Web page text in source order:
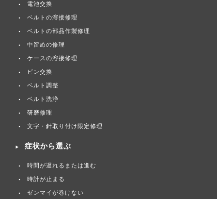
電池交換
ベルトの溶接修理
ベルトの部品作製修理
中留めの修理
ケースの溶接修理
ピン交換
ベルト調整
ベルト洗浄
研磨修理
文字・針取り付け限定修理
症状から選ぶ
時間が遅れるまたは進む
時計が止まる
ゼンマイが巻けない